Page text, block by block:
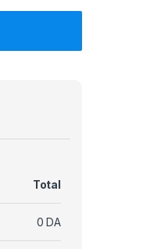
Total
0 DA